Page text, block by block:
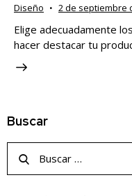
Diseño 2 de septiembre
Elige adecuadamente
hacer destacar tu
Buscar